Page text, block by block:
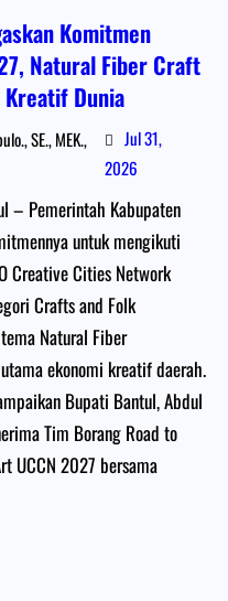
Komitmen
Natural Fiber Craft
Kreatif Dunia
SE., MEK.,
Jul 31,
2026
– Pemerintah Kabupaten
untuk mengikuti
Creative Cities Network
Crafts and Folk
Natural Fiber
ekonomi kreatif daerah.
Bupati Bantul, Abdul
Tim Borang Road to
UCCN 2027 bersama